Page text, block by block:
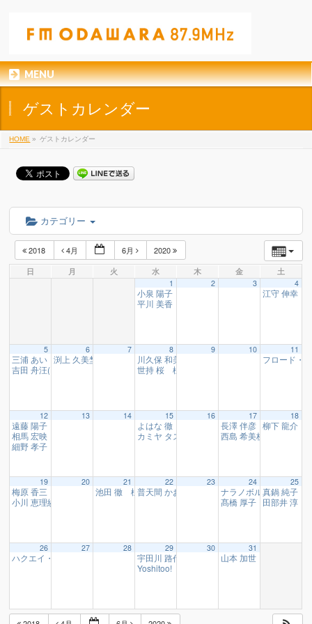
MENU
ゲストカレンダー
HOME » ゲストカレンダー
カテゴリー
2018 4月 6月
2020
日
月 火 水 木 金 土
1
小泉 陽子 様
平川 美香 様
2 3 4
江守 伸幸
5
三浦 あい 様07:00
吉田 舟汪(しゅうおう) 様
6
渕上 久美埜 様、つちや くみこ 様、キッシー 様 17:10
7 8
川久保 和美 様
世持 桜 様
9 10 11
フロード
12
遠藤 陽子 様
相馬 宏映 様
細野 孝子 様
13 14 15
よはな 徹 様
カミヤ タスク 様 19:00
16 17
長澤 伴彦 様11:15
西島 希美枝 様、飯
18
柳下 龍介
19
梅原 香三 様、押田 愛 様10:10
小川 恵理紗 様
20 21
池田 徹 様12:30
22
普天間 かおり 様 19:00
23 24
ナラノボル 様、元林
髙橋 厚子 様11:30
25
真鍋 純子
田部井 淳
26
ハクエイ・キム 様
27 28 29
宇田川 路代 様
Yoshitoo! 様
30 31
山本 加世 様